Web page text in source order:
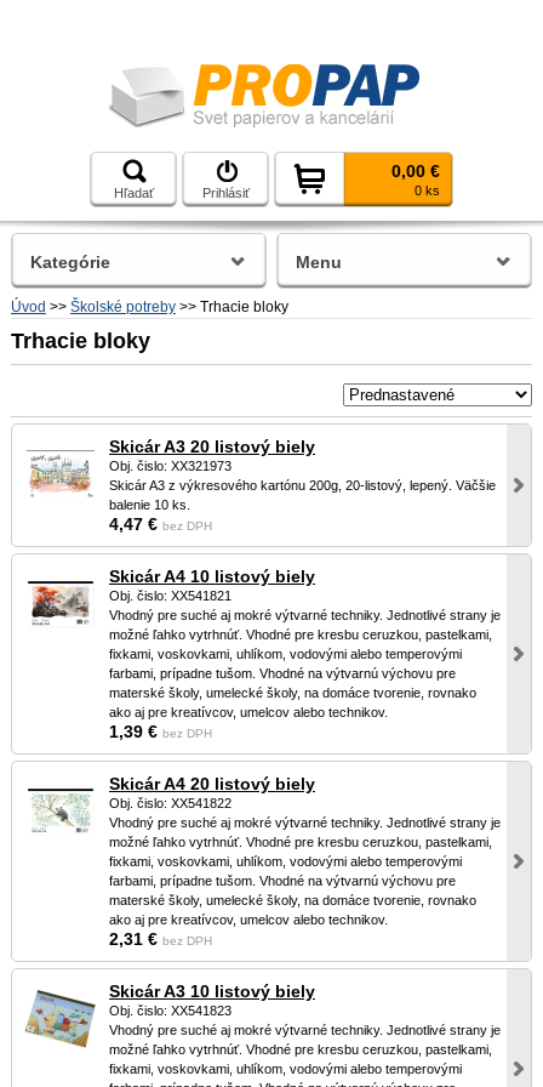
Hľadať Prihlásiť
0,00 €
0 ks
Úvod >> Školské potreby >> Trhacie bloky
Trhacie bloky
Skicár A3 20 listový biely
Obj. čislo: XX321973
Skicár A3 z výkresového kartónu 200g, 20-listový, lepený. Väčšie
balenie 10 ks.
4,47 € bez DPH
Skicár A4 10 listový biely
Obj. čislo: XX541821
Vhodný pre suché aj mokré výtvarné techniky. Jednotlivé strany je
možné ľahko vytrhnúť. Vhodné pre kresbu ceruzkou, pastelkami,
fixkami, voskovkami, uhlíkom, vodovými alebo temperovými
farbami, prípadne tušom. Vhodné na výtvarnú výchovu pre
materské školy, umelecké školy, na domáce tvorenie, rovnako
ako aj pre kreatívcov, umelcov alebo technikov.
1,39 € bez DPH
Skicár A4 20 listový biely
Obj. čislo: XX541822
Vhodný pre suché aj mokré výtvarné techniky. Jednotlivé strany je
možné ľahko vytrhnúť. Vhodné pre kresbu ceruzkou, pastelkami,
fixkami, voskovkami, uhlíkom, vodovými alebo temperovými
farbami, prípadne tušom. Vhodné na výtvarnú výchovu pre
materské školy, umelecké školy, na domáce tvorenie, rovnako
ako aj pre kreatívcov, umelcov alebo technikov.
2,31 € bez DPH
Skicár A3 10 listový biely
Obj. čislo: XX541823
Vhodný pre suché aj mokré výtvarné techniky. Jednotlivé strany je
možné ľahko vytrhnúť. Vhodné pre kresbu ceruzkou, pastelkami,
fixkami, voskovkami, uhlíkom, vodovými alebo temperovými
Kategórie Menu